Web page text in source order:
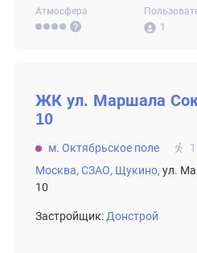
Атмосфера
1
ЖК ул. Маршала
10
м. Октябрьское поле
Москва, СЗАО, Щукино, ул.
10
Застройщик: Донстрой